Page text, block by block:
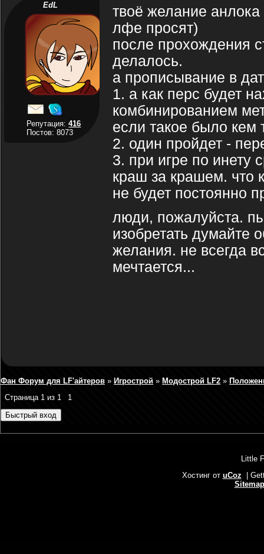
EdL
Репутация:416
Постов: 8073
твоё желание
лфе просят)
после прохождения
делалось.
а прописывание в
1. а как перс будет
комбинированием
если такое было кем
2. один пройдет -
3. при игре по инету
краш за крашем. что
не будет постоянно
люди, пожалуйста.
изобретать думайте
желания. не всегда
мечтается...
Фан Форум для LF'айтеров » Игрострой » Модострой LF2 »
Страница 1 из 1 1
Little
Хостинг от uCoz
|